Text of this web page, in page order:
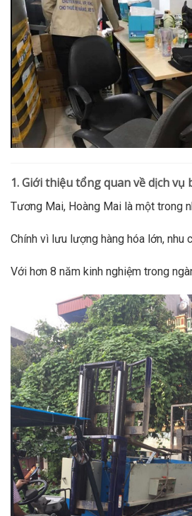
1. Giới thiệu tổng quan về dịch
Tương Mai, Hoàng Mai là một trong
Chính vì lưu lượng hàng hóa lớn,
Với hơn 8 năm kinh nghiệm trong